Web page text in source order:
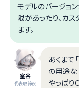
モデルのバージョ
限があったり、カ
ます。
室谷
代表取締役
あくまで
の用途な
やっぱ